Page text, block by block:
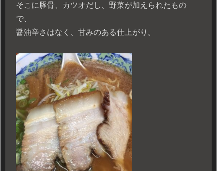
そこに豚骨、カツオだし、野菜が加えられたもの
で、
醤油辛さはなく、甘みのある仕上がり。